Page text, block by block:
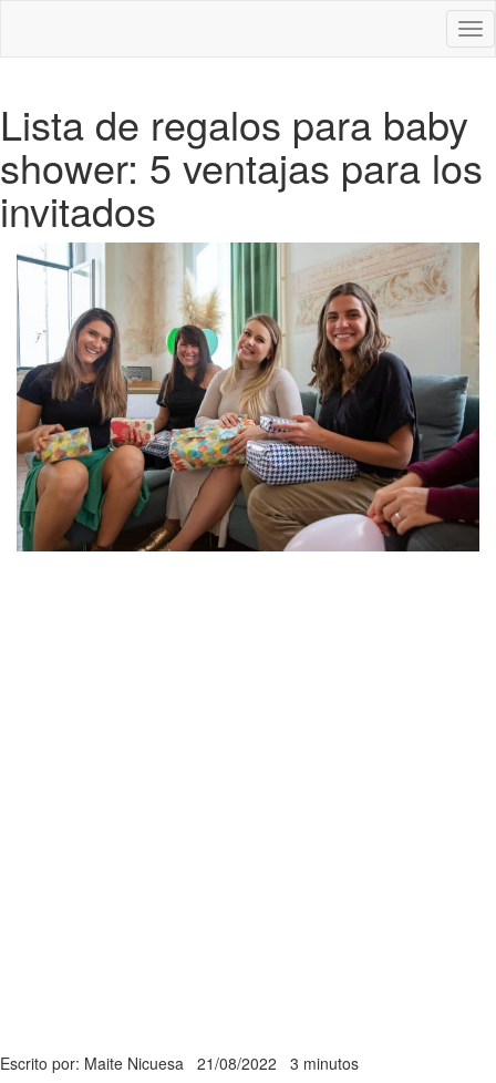
Lista de regalos para baby
shower: 5 ventajas para los
invitados
Escrito por: Maite Nicuesa 21/08/2022 3 minutos